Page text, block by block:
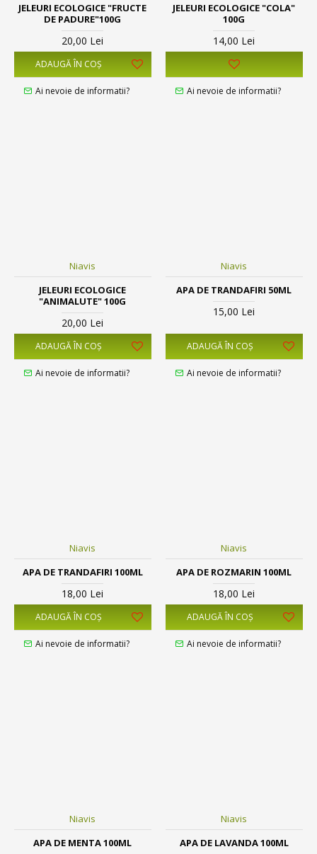
JELEURI ECOLOGICE "FRUCTE
DE PADURE"100G
20,00 Lei
ADAUGĂ ÎN COŞ
Ai nevoie de informatii?
JELEURI ECOLOGICE "COLA"
100G
14,00 Lei
Ai nevoie de informatii?
Niavis
JELEURI ECOLOGICE
"ANIMALUTE" 100G
20,00 Lei
ADAUGĂ ÎN COŞ
Ai nevoie de informatii?
Niavis
APA DE TRANDAFIRI 50ML
15,00 Lei
ADAUGĂ ÎN COŞ
Ai nevoie de informatii?
Niavis
APA DE TRANDAFIRI 100ML
18,00 Lei
ADAUGĂ ÎN COŞ
Ai nevoie de informatii?
Niavis
APA DE ROZMARIN 100ML
18,00 Lei
ADAUGĂ ÎN COŞ
Ai nevoie de informatii?
Niavis
APA DE MENTA 100ML
Niavis
APA DE LAVANDA 100ML